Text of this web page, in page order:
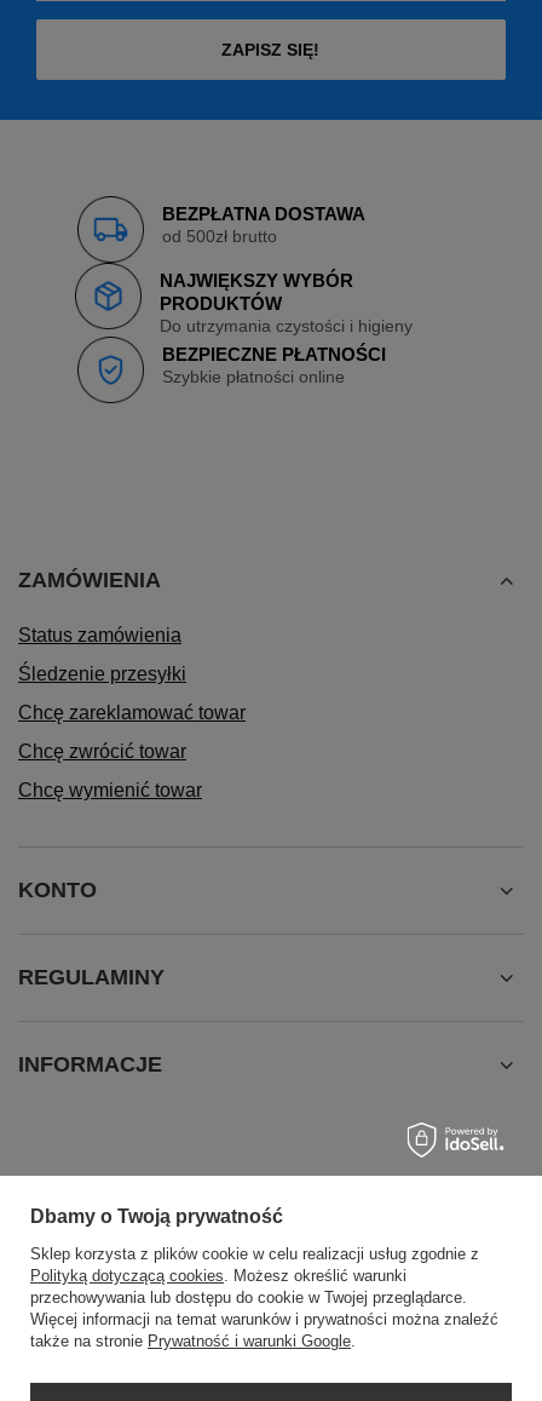
ZAPISZ SIĘ!
BEZPŁATNA DOSTAWA
od 500zł brutto
NAJWIĘKSZY WYBÓR
PRODUKTÓW
Do utrzymania czystości i higieny
BEZPIECZNE PŁATNOŚCI
Szybkie płatności online
SZYBKI KONTAKT
+48604307144
sklep@swiat-sprzatania.pl
ZAMÓWIENIA
Status zamówienia
Śledzenie przesyłki
Chcę zareklamować towar
Chcę zwrócić towar
Chcę wymienić towar
KONTO
REGULAMINY
INFORMACJE
Dbamy o Twoją prywatność
Sklep korzysta z plików cookie w celu realizacji usług zgodnie z
Polityką dotyczącą cookies. Możesz określić warunki
przechowywania lub dostępu do cookie w Twojej przeglądarce.
Więcej informacji na temat warunków i prywatności można znaleźć
także na stronie Prywatność i warunki Google.